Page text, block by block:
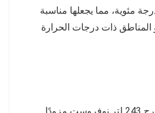
تصل إلى -15 درجة مئوية، مما يجعلها مناسبة
ذات درجات الحرارة